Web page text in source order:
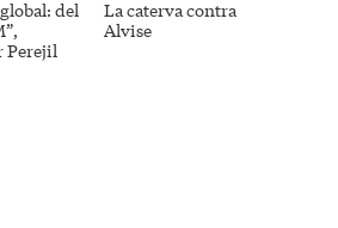
del
Perejil
La caterva contra
Alvise